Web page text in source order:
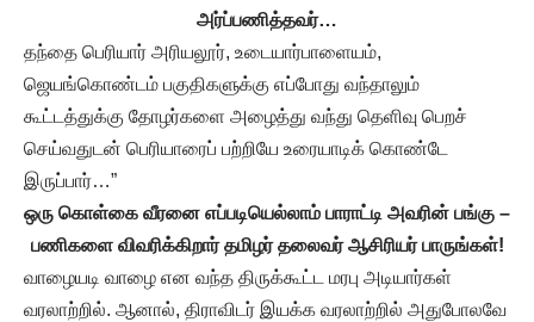
அர்ப்பணித்தவர்…
தந்தை பெரியார் அரியலூர், உடையார்பாளையம்,
ஜெயங்கொண்டம் பகுதிகளுக்கு எப்போது வந்தாலும்
கூட்டத்துக்கு தோழர்களை அழைத்து வந்து தெளிவு பெறச்
செய்வதுடன் பெரியாரைப் பற்றியே உரையாடிக் கொண்டே
இருப்பார்…”
ஒரு கொள்கை வீரனை எப்படியெல்லாம் பாராட்டி அவரின் பங்கு –
பணிகளை விவரிக்கிறார் தமிழர் தலைவர் ஆசிரியர் பாருங்கள்!
வாழையடி வாழை என வந்த திருக்கூட்ட மரபு அடியார்கள்
வரலாற்றில். ஆனால், திராவிடர் இயக்க வரலாற்றில் அதுபோலவே